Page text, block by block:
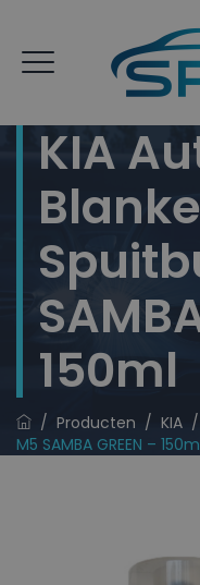
KIA
150ml
/ Producten / KIA /
M5 SAMBA GREEN –